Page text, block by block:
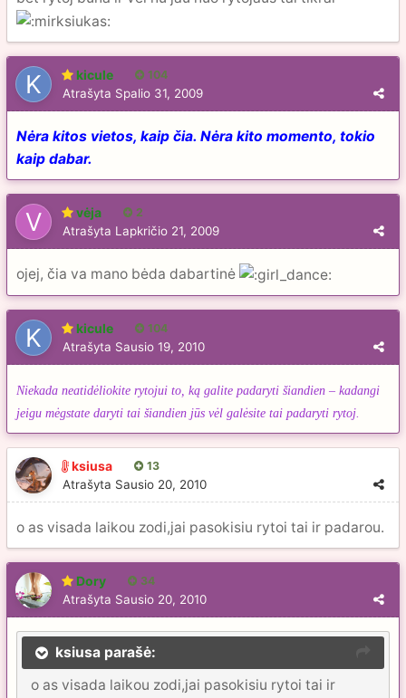
kicule 104
Atrašyta Spalio 31, 2009
Nėra kitos vietos, kaip čia. Nėra kito momento, tokio
kaip dabar.
vėja 2
Atrašyta Lapkričio 21, 2009
ojej, čia va mano bėda dabartinė
kicule 104
Atrašyta Sausio 19, 2010
Niekada neatidėliokite rytojui to, ką galite padaryti šiandien – kadangi
jeigu mėgstate daryti tai šiandien jūs vėl galėsite tai padaryti rytoj.
ksiusa 13
Atrašyta Sausio 20, 2010
o as visada laikou zodi,jai pasokisiu rytoi tai ir padarou.
Dory 34
Atrašyta Sausio 20, 2010
ksiusa parašė:
o as visada laikou zodi,jai pasokisiu rytoi tai ir